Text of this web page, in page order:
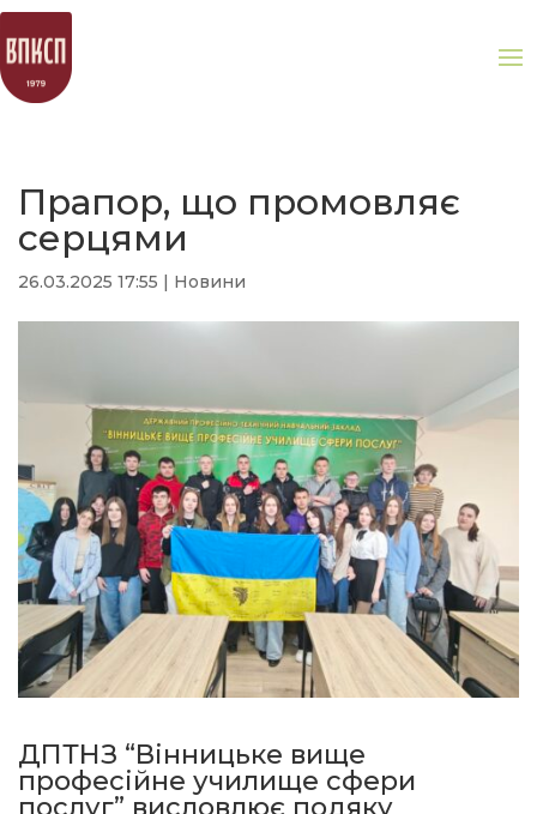
Прапор, що промовляє
серцями
26.03.2025 17:55 Новини
ДПТНЗ “Вінницьке вище
професійне училище сфери
послуг” висловлює подяку